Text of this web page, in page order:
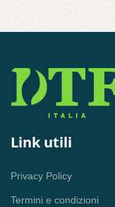
Link utili
Privacy Policy
Termini e condizioni